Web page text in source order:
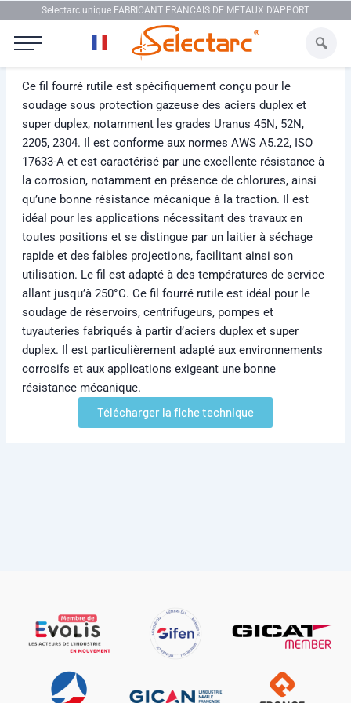
Aller au contenuSelectarc unique FABRICANT FRANCAIS DE METAUX D'APPORT
Ce fil fourré rutile est spécifiquement conçu pour le
soudage sous protection gazeuse des aciers duplex et
super duplex, notamment les grades Uranus 45N, 52N,
2205, 2304. Il est conforme aux normes AWS A5.22, ISO
17633-A et est caractérisé par une excellente résistance à
la corrosion, notamment en présence de chlorures, ainsi
qu’une bonne résistance mécanique à la traction. Il est
idéal pour les applications nécessitant des travaux en
toutes positions et se distingue par un laitier à séchage
rapide et des faibles projections, facilitant ainsi son
utilisation. Le fil est adapté à des températures de service
allant jusqu’à 250°C. Ce fil fourré rutile est idéal pour le
soudage de réservoirs, centrifugeurs, pompes et
tuyauteries fabriqués à partir d’aciers duplex et super
duplex. Il est particulièrement adapté aux environnements
corrosifs et aux applications exigeant une bonne
résistance mécanique.
Télécharger la fiche technique